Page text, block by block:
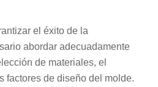
el éxito de la
abordar adecuadamente
de materiales, el
factores de diseño del molde.